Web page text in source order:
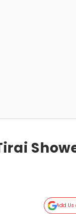
Add Us